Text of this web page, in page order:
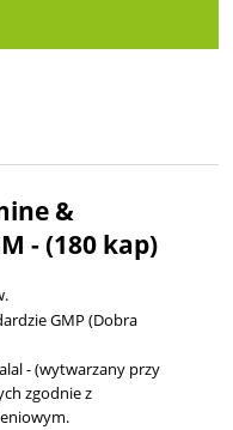
płatności
&
- (180 kap)
GMP (Dobra
- (wytwarzany przy
zgodnie z